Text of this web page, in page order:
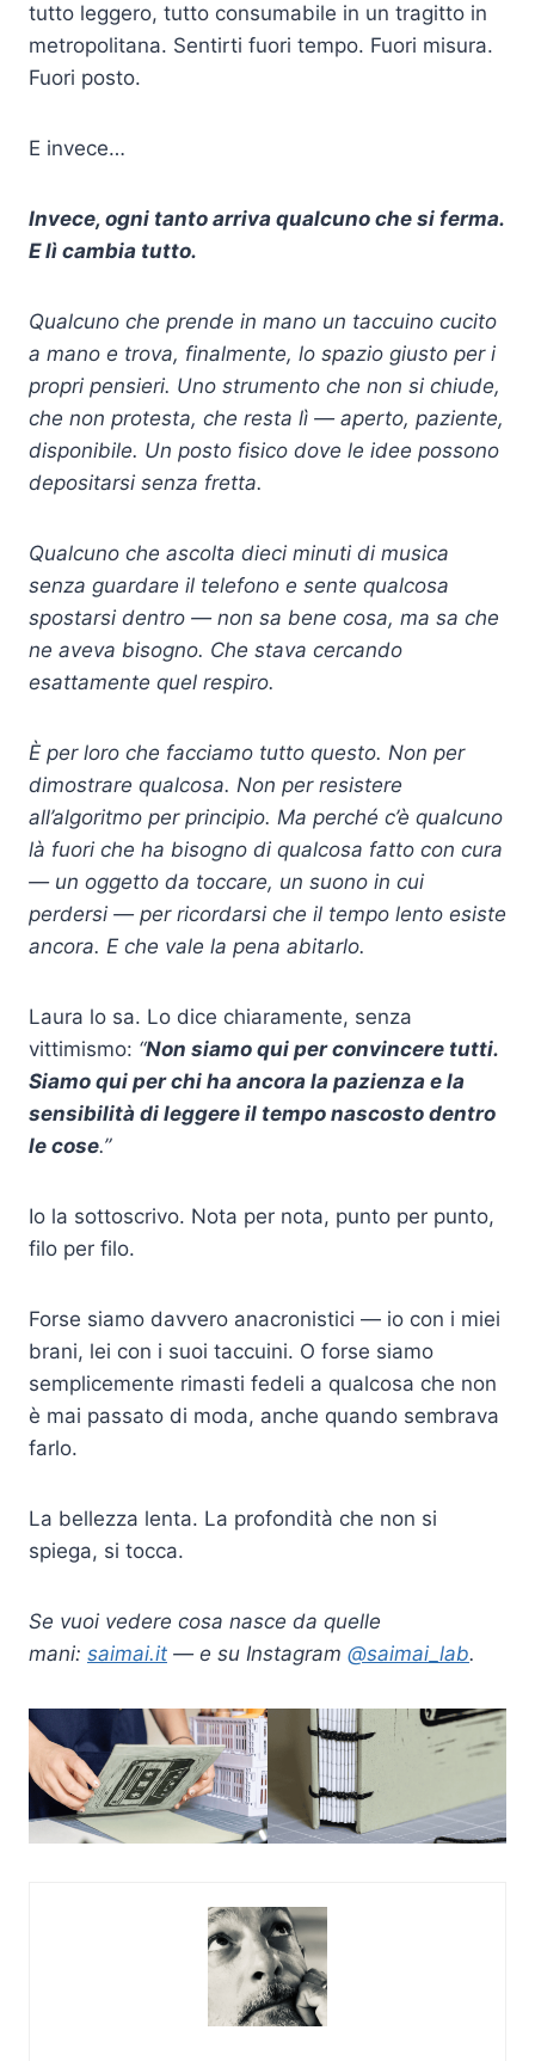
tutto leggero, tutto consumabile in un tragitto in
metropolitana. Sentirti fuori tempo. Fuori misura.
Fuori posto.
E invece…
Invece, ogni tanto arriva qualcuno che si ferma.
E lì cambia tutto.
Qualcuno che prende in mano un taccuino cucito
a mano e trova, finalmente, lo spazio giusto per i
propri pensieri. Uno strumento che non si chiude,
che non protesta, che resta lì — aperto, paziente,
disponibile. Un posto fisico dove le idee possono
depositarsi senza fretta.
Qualcuno che ascolta dieci minuti di musica
senza guardare il telefono e sente qualcosa
spostarsi dentro — non sa bene cosa, ma sa che
ne aveva bisogno. Che stava cercando
esattamente quel respiro.
È per loro che facciamo tutto questo. Non per
dimostrare qualcosa. Non per resistere
all’algoritmo per principio. Ma perché c’è qualcuno
là fuori che ha bisogno di qualcosa fatto con cura
— un oggetto da toccare, un suono in cui
perdersi — per ricordarsi che il tempo lento esiste
ancora. E che vale la pena abitarlo.
Laura lo sa. Lo dice chiaramente, senza
vittimismo: “Non siamo qui per convincere tutti.
Siamo qui per chi ha ancora la pazienza e la
sensibilità di leggere il tempo nascosto dentro
le cose.”
Io la sottoscrivo. Nota per nota, punto per punto,
filo per filo.
Forse siamo davvero anacronistici — io con i miei
brani, lei con i suoi taccuini. O forse siamo
semplicemente rimasti fedeli a qualcosa che non
è mai passato di moda, anche quando sembrava
farlo.
La bellezza lenta. La profondità che non si
spiega, si tocca.
Se vuoi vedere cosa nasce da quelle
mani: saimai.it — e su Instagram @saimai_lab.